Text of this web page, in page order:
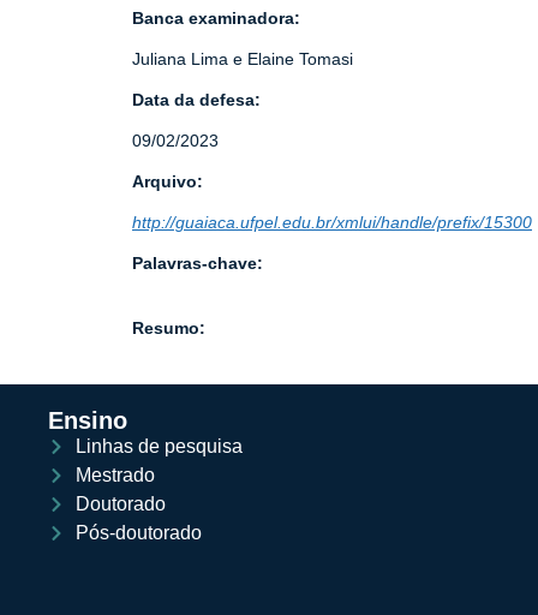
Banca examinadora:
Juliana Lima e Elaine Tomasi
Data da defesa:
09/02/2023
Arquivo:
http://guaiaca.ufpel.edu.br/xmlui/handle/prefix/15300
Palavras-chave:
Resumo:
Ensino
Linhas de pesquisa
Mestrado
Doutorado
Pós-doutorado